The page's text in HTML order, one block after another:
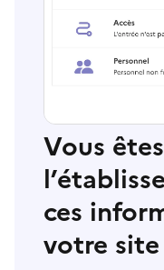
Vous
ces
votre site